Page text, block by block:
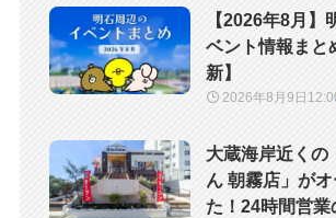
【2026年8月】
ベント情報まと
新】
2026年8月9日
大蔵海岸近くの
ん 朝霧店」が
た！24時間営業